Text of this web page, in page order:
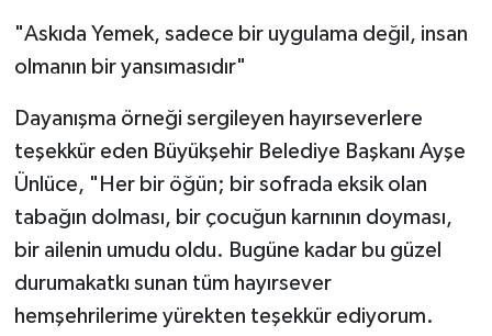
"Askıda Yemek, sadece bir uygulama değil, insan
olmanın bir yansımasıdır"
Dayanışma örneği sergileyen hayırseverlere
teşekkür eden Büyükşehir Belediye Başkanı Ayşe
Ünlüce, "Her bir öğün; bir sofrada eksik olan
tabağın dolması, bir çocuğun karnının doyması,
bir ailenin umudu oldu. Bugüne kadar bu güzel
durumakatkı sunan tüm hayırsever
hemşehrilerime yürekten teşekkür ediyorum.